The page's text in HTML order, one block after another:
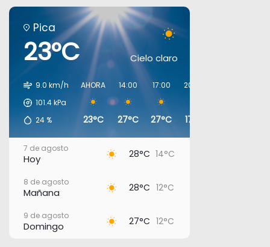
Pica
23°C Cielo claro
9.0 km/h
101.4kPa
24 %
AHORA
23°C
14:00
27°C
17:00
27°C
20:00
17°C
7 de agosto
Hoy 28°C 14°C
8 de agosto
Mañana 28°C 12°C
9 de agosto
Domingo 27°C 12°C